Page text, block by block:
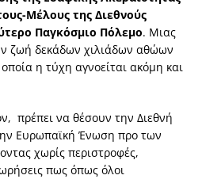
Μέλους της Διεθνούς
Παγκόσμιο Πόλεμο. Μιας
ζωή δεκάδων χιλιάδων αθώων
η τύχη αγνοείται ακόμη και
πρέπει να θέσουν την Διεθνή
Ευρωπαϊκή Ένωση προ των
χωρίς περιστροφές,
πως όπως όλοι